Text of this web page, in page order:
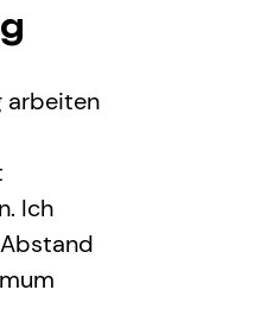
arbeiten
Ich